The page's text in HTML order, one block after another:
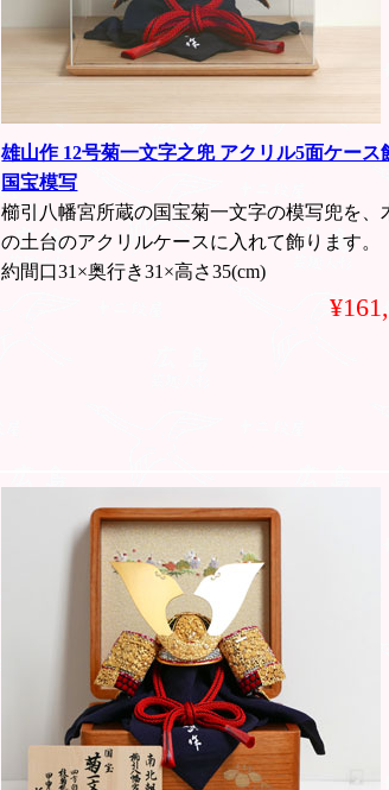
雄山作 12号菊一文字之兜 アクリル5面ケース
国宝模写
櫛引八幡宮所蔵の国宝菊一文字の模写兜を、
の土台のアクリルケースに入れて飾ります。
約間口31×奥行き31×高さ35(cm)